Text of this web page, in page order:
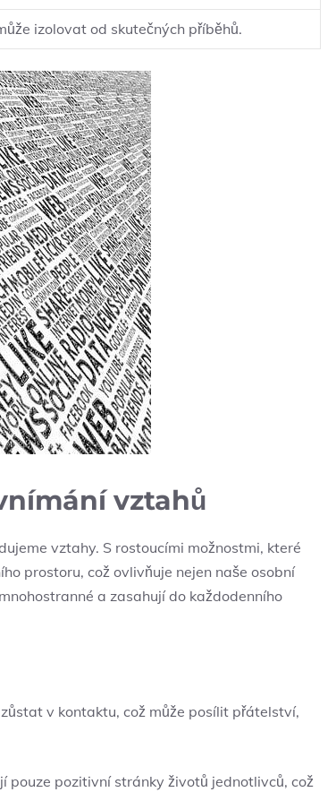
izolovat od skutečných příběhů.
vztahů
vztahy.⁢ S rostoucími ​možnostmi, které⁣
prostoru, což ovlivňuje ‍nejen naše osobní
a ​zasahují do každodenního
v kontaktu, což může posílit přátelství,​
pouze pozitivní stránky životů jednotlivců, ‌což